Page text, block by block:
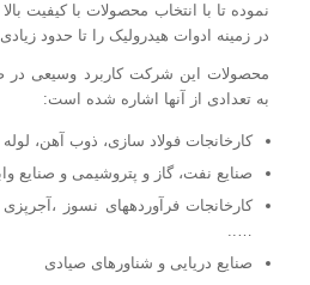
نموده تا با انتخاب محصولات با کیفیت
در زمینه ادوات هیدرولیک را تا حدود
محصولات این شرکت کاربرد وسیعی در
به تعدادی از آنها اشاره شده است:
کارخانجات فولاد سازی، ذوب آهن،
صنایع نفت، گاز و پتروشیمی و صنایع
کارخانجات فرآوردههای نسوز
…..
صنایع دریایی و شناورهای صیادی